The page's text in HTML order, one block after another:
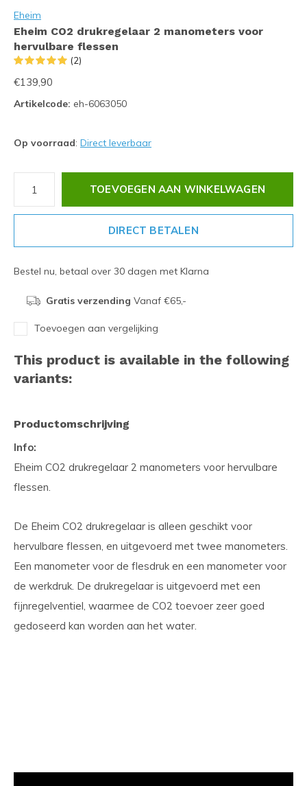
Eheim
Eheim CO2 drukregelaar 2 manometers voor
hervulbare flessen
(2)
€139,90
Artikelcode: eh-6063050
Op voorraad: Direct leverbaar
TOEVOEGEN AAN WINKELWAGEN
DIRECT BETALEN
Bestel nu, betaal over 30 dagen met Klarna
Gratis verzending Vanaf €65,-
Toevoegen aan vergelijking
This product is available in the following
variants:
Productomschrijving
Info:
Eheim CO2 drukregelaar 2 manometers voor hervulbare
flessen.
De Eheim CO2 drukregelaar is alleen geschikt voor
hervulbare flessen, en uitgevoerd met twee manometers.
Een manometer voor de flesdruk en een manometer voor
de werkdruk. De drukregelaar is uitgevoerd met een
fijnregelventiel, waarmee de CO2 toevoer zeer goed
gedoseerd kan worden aan het water.